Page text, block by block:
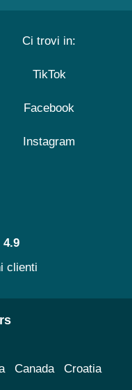
Ci trovi in:
TikTok
Facebook
Instagram
4.9
clienti
Canada Croatia